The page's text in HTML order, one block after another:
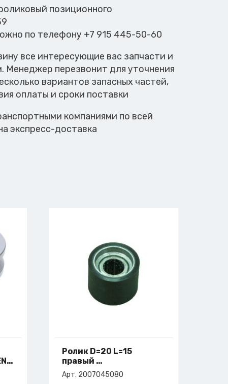
позиционного
по телефону +7 915 445-50-60
все интересующие вас запчасти и
Менеджер перезвонит для уточнения
вариантов запасных частей,
оплаты и сроки поставки
компаниями по всей
экспресс-доставка
Ролик D=20 L=15
правый
арт. 2-007-04-5080
Арт. 2007045080